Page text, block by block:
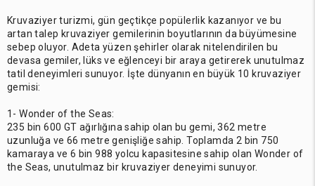
Kruvaziyer turizmi, gün geçtikçe popülerlik kazanıyor ve bu
artan talep kruvaziyer gemilerinin boyutlarının da büyümesine
sebep oluyor. Adeta yüzen şehirler olarak nitelendirilen bu
devasa gemiler, lüks ve eğlenceyi bir araya getirerek unutulmaz
tatil deneyimleri sunuyor. İşte dünyanın en büyük 10 kruvaziyer
gemisi:
1- Wonder of the Seas:
235 bin 600 GT ağırlığına sahip olan bu gemi, 362 metre
uzunluğa ve 66 metre genişliğe sahip. Toplamda 2 bin 750
kamaraya ve 6 bin 988 yolcu kapasitesine sahip olan Wonder of
the Seas, unutulmaz bir kruvaziyer deneyimi sunuyor.